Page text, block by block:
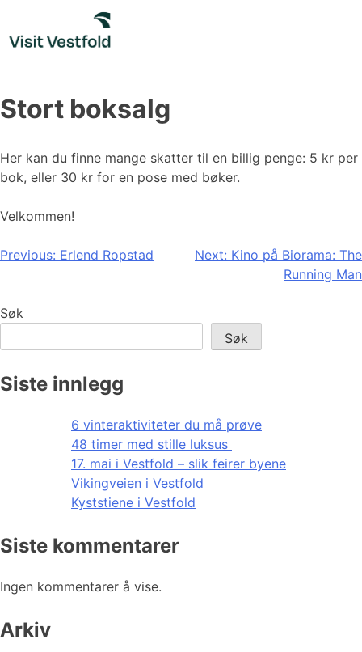
content
Stort boksalg
Her kan du finne mange skatter til en billig penge: 5 kr per
bok, eller 30 kr for en pose med bøker.
Velkommen!
Innleggsnavigasjon
Previous: Erlend Ropstad Next: Kino på Biorama: The
Running Man
Søk
Søk
Siste innlegg
6 vinteraktiviteter du må prøve
48 timer med stille luksus
17. mai i Vestfold – slik feirer byene
Vikingveien i Vestfold
Kyststiene i Vestfold
Siste kommentarer
Ingen kommentarer å vise.
Arkiv